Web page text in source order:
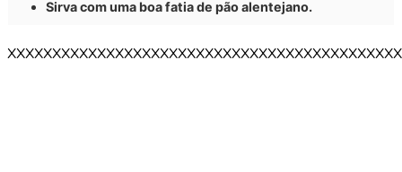
Sirva com uma boa fatia de pão alentejano.